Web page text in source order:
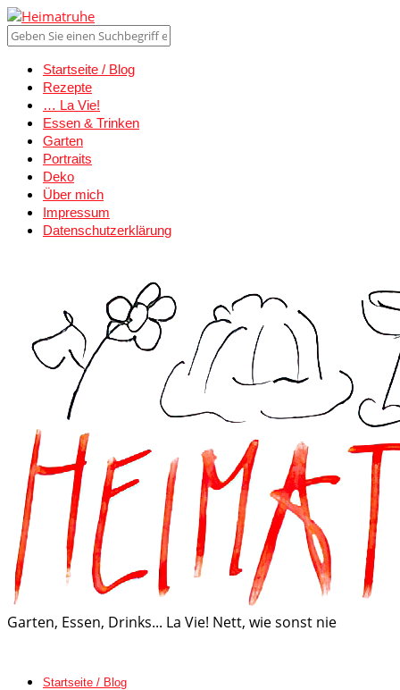
Startseite / Blog
Rezepte
… La Vie!
Essen & Trinken
Garten
Portraits
Deko
Über mich
Impressum
Datenschutzerklärung
Garten, Essen, Drinks... La Vie! Nett, wie sonst nie
Startseite / Blog